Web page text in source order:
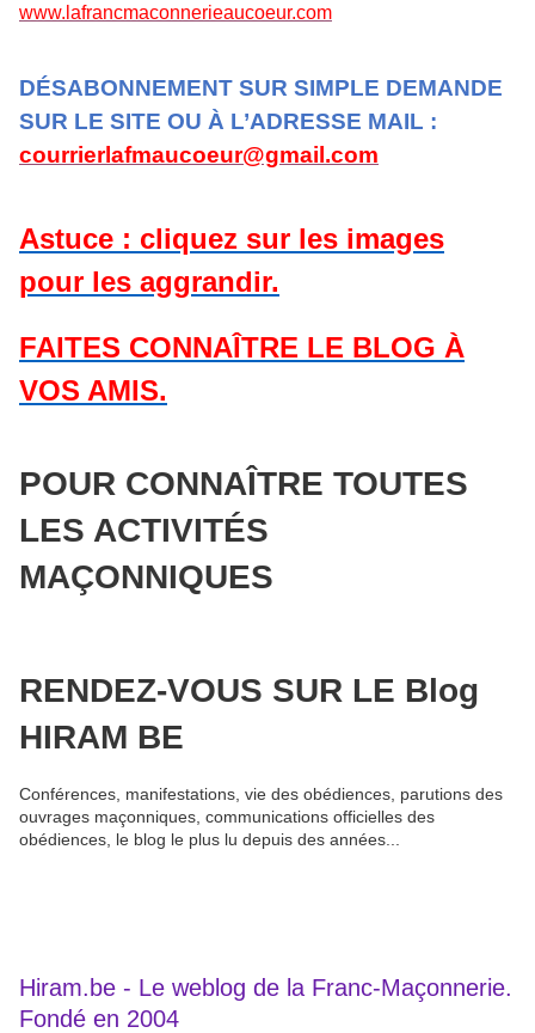
www.lafrancmaconnerieaucoeur.com
DÉSABONNEMENT SUR SIMPLE DEMANDE
SUR LE SITE OU À L’ADRESSE MAIL :
courrierlafmaucoeur@gmail.com
Astuce : cliquez sur les images
pour les aggrandir.
FAITES CONNAÎTRE LE BLOG À
VOS AMIS.
POUR CONNAÎTRE TOUTES
LES ACTIVITÉS
MAÇONNIQUES
RENDEZ-VOUS SUR LE Blog
HIRAM BE
Conférences, manifestations, vie des obédiences, parutions des
ouvrages maçonniques, communications officielles des
obédiences, le blog le plus lu depuis des années...
Hiram.be - Le weblog de la Franc-Maçonnerie.
Fondé en 2004